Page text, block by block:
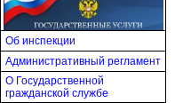
Об инспекции
Административный регламент
О Государственной
гражданской службе